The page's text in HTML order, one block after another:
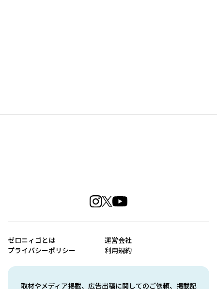
取材やメディア掲載、広告出稿に関してのご依頼、掲載記
ゼロニィゴとは
運営会社
プライバシーポリシー
利用規約